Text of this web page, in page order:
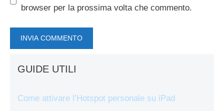
browser per la prossima volta che commento.
GUIDE UTILI
Come attivare l’Hotspot personale su iPad